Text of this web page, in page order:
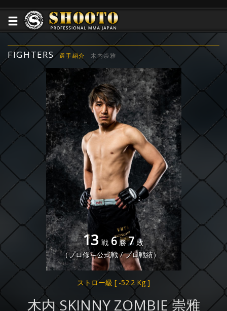
FIGHTERS 選手紹介 木内崇雅
13 戦 6 勝 7 敗
（プロ修斗公式戦 / プロ戦績）
ストロー級 [ -52.2 Kg ]
木内 SKINNY ZOMBIE 崇雅